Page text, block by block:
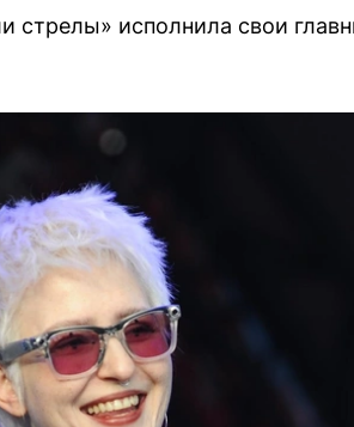
стрелы» исполнила свои